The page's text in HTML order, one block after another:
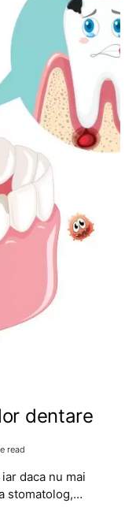
dentare
read
daca nu mai
stomatolog,…